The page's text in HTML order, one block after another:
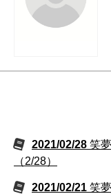
2021/02/28 笑
（2/28）
2021/02/21 笑